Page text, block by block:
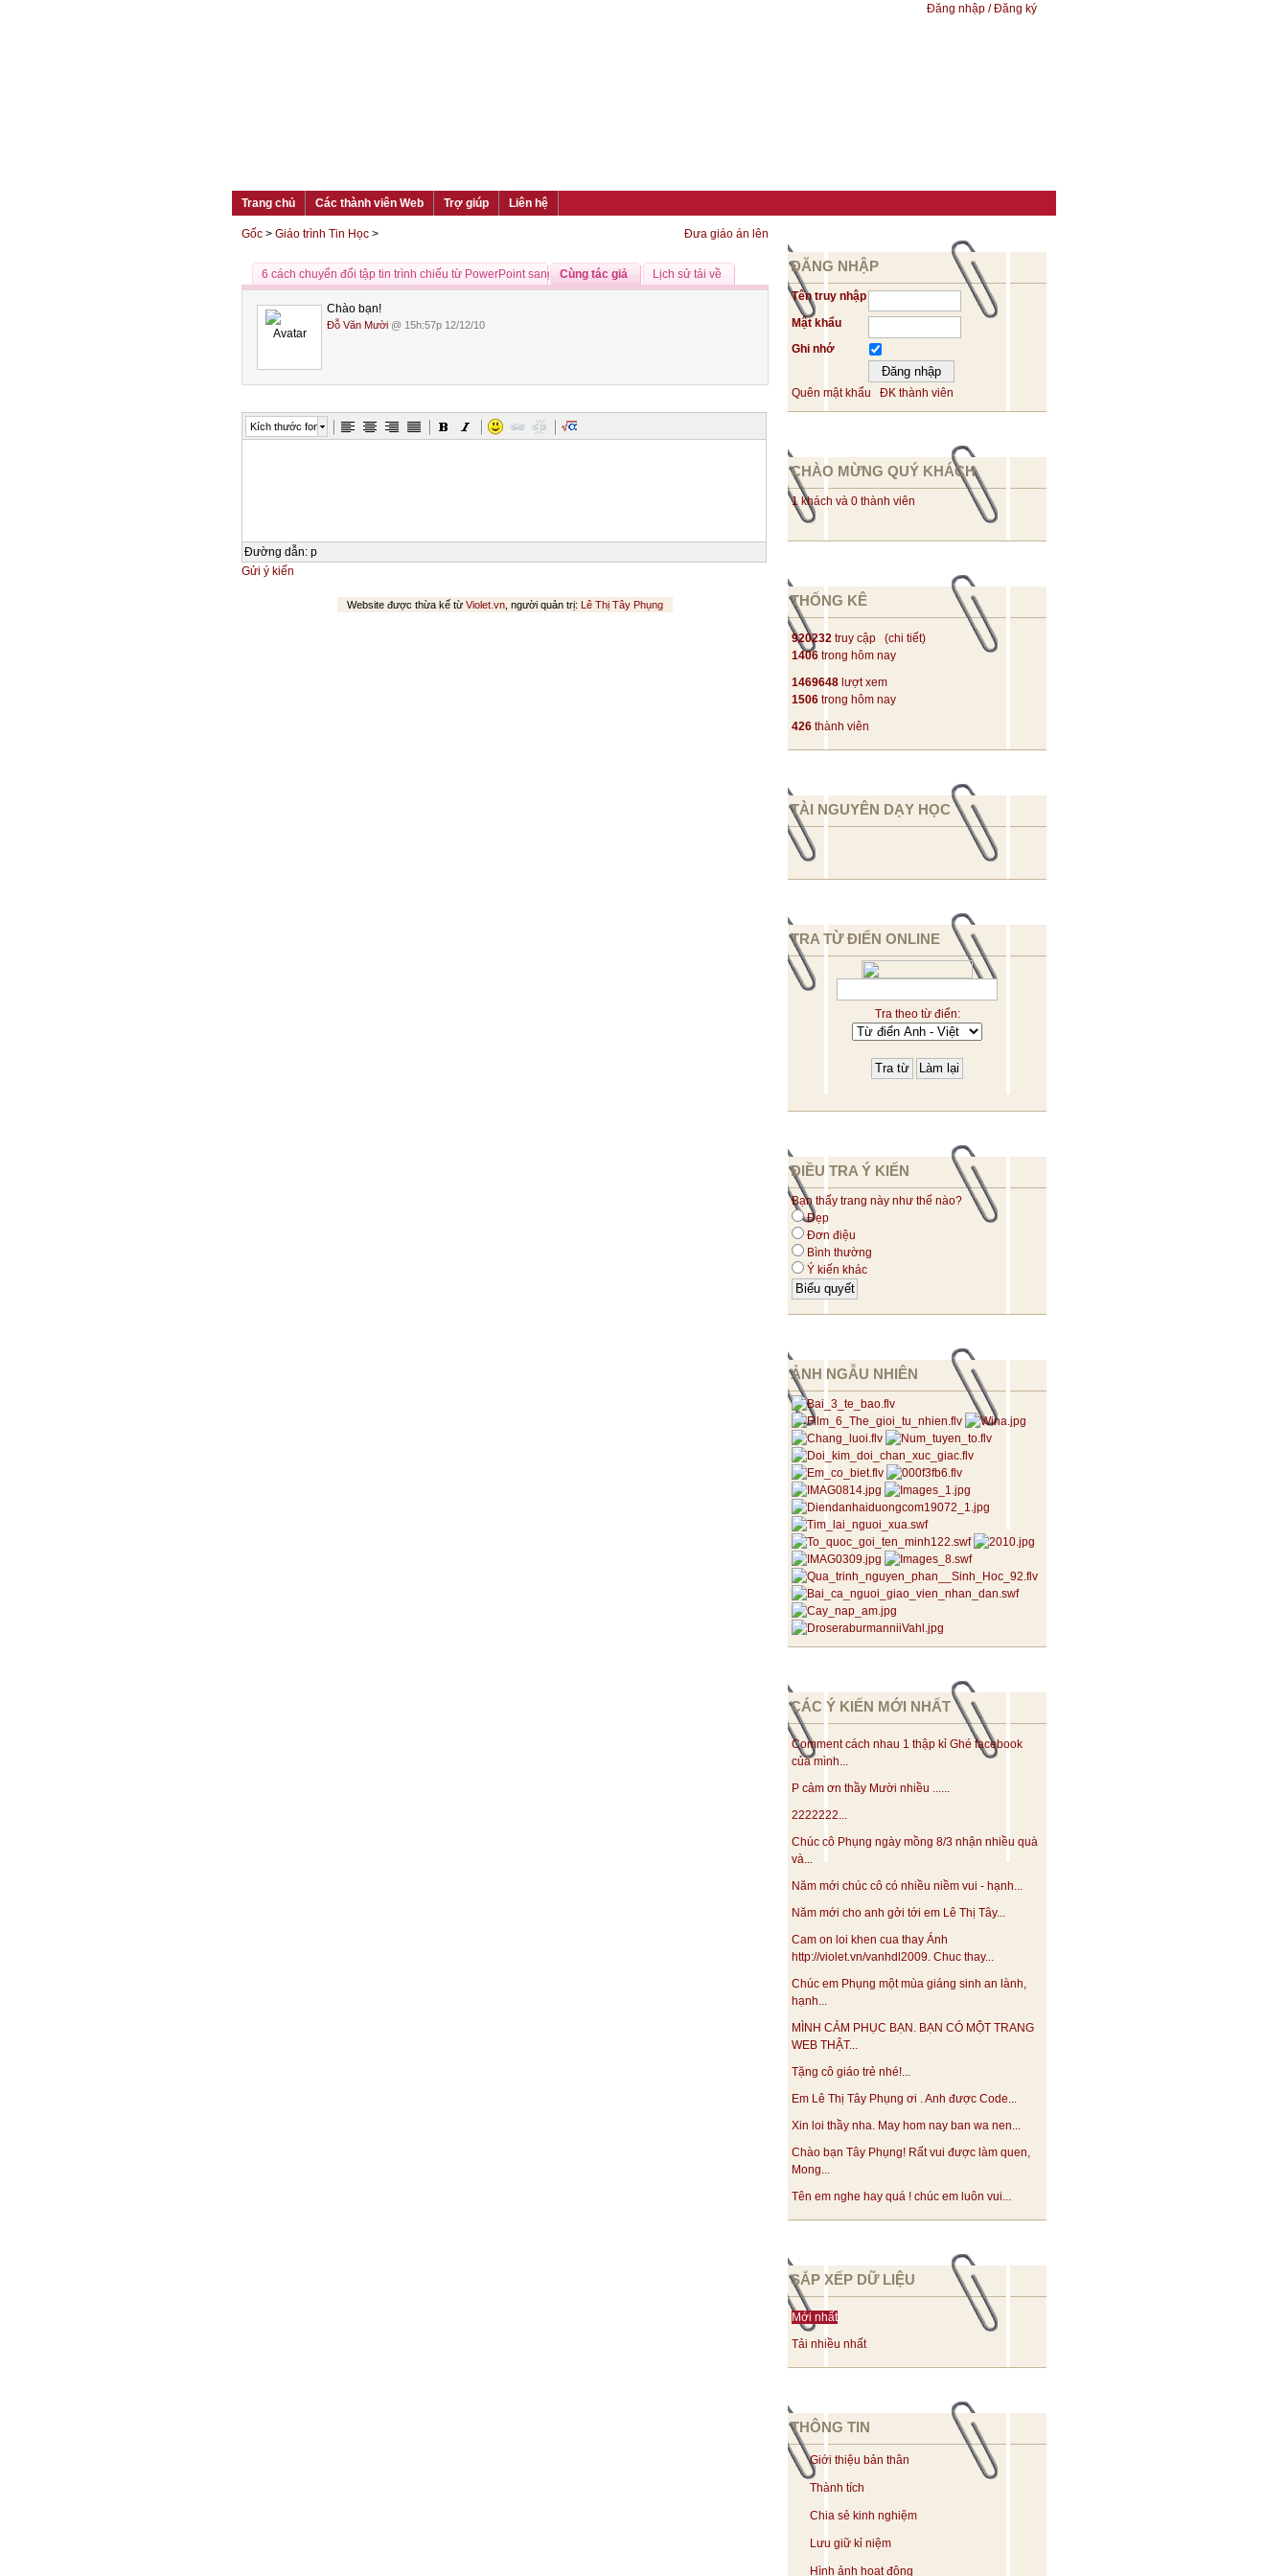
Đăng nhập / Đăng ký
Trang chủ Các thành viên Web Trợ giúp Liên hệ
ĐĂNG NHẬP
Tên truy nhập
Mật khẩu
Ghi nhớ
Quên mật khẩu ĐK thành viên
CHÀO MỪNG QUÝ KHÁCH
1 khách và 0 thành viên
THỐNG KÊ
920232 truy cập (chi tiết)
1406 trong hôm nay
1469648 lượt xem
1506 trong hôm nay
426 thành viên
TÀI NGUYÊN DẠY HỌC
TRA TỪ ĐIỂN ONLINE
Tra theo từ điển:
ĐIỀU TRA Ý KIẾN
Bạn thấy trang này như thế nào?
Đẹp
Đơn điệu
Bình thường
Ý kiến khác
ẢNH NGẪU NHIÊN
CÁC Ý KIẾN MỚI NHẤT
Comment cách nhau 1 thập kỉ Ghé facebook
của mình...
P cảm ơn thầy Mười nhiều ......
2222222...
Chúc cô Phụng ngày mồng 8/3 nhận nhiều quà
và...
Năm mới chúc cô có nhiều niềm vui - hạnh...
Năm mới cho anh gởi tới em Lê Thị Tây...
Cam on loi khen cua thay Ánh
http://violet.vn/vanhdl2009. Chuc thay...
Chúc em Phụng một mùa giáng sinh an lành,
hạnh...
MÌNH CẢM PHỤC BẠN. BẠN CÓ MỘT TRANG
WEB THẬT...
Tặng cô giáo trẻ nhé!...
Em Lê Thị Tây Phụng ơi . Anh được Code...
Xin loi thầy nha. May hom nay ban wa nen...
Chào bạn Tây Phụng! Rất vui được làm quen,
Mong...
Tên em nghe hay quá ! chúc em luôn vui...
SẮP XẾP DỮ LIỆU
Mới nhất
Tải nhiều nhất
THÔNG TIN
Giới thiệu bản thân
Thành tích
Chia sẻ kinh nghiệm
Lưu giữ kỉ niệm
Hình ảnh hoạt động
Đưa giáo án lên
Gốc > Giáo trình Tin Học >
6 cách chuyển đổi tập tin trình chiếu từ PowerPoint sang FlashCùng tác giả Lịch sử tải về
Chào bạn!
Đỗ Văn Mười @ 15h:57p 12/12/10
Kích thước font
Đường dẫn: p
Gửi ý kiến
Website được thừa kế từ Violet.vn , người quản trị: Lê Thị Tây Phụng